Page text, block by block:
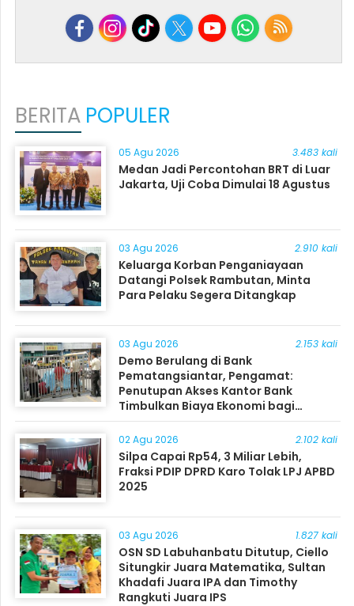
BERITA POPULER
05 Agu 2026 3.483 kali
Medan Jadi Percontohan BRT di Luar
Jakarta, Uji Coba Dimulai 18 Agustus
03 Agu 2026 2.910 kali
Keluarga Korban Penganiayaan
Datangi Polsek Rambutan, Minta
Para Pelaku Segera Ditangkap
03 Agu 2026 2.153 kali
Demo Berulang di Bank
Pematangsiantar, Pengamat:
Penutupan Akses Kantor Bank
Timbulkan Biaya Ekonomi bagi
Masyarakat
02 Agu 2026 2.102 kali
Silpa Capai Rp54, 3 Miliar Lebih,
Fraksi PDIP DPRD Karo Tolak LPJ APBD
2025
03 Agu 2026 1.827 kali
OSN SD Labuhanbatu Ditutup, Ciello
Situngkir Juara Matematika, Sultan
Khadafi Juara IPA dan Timothy
Rangkuti Juara IPS